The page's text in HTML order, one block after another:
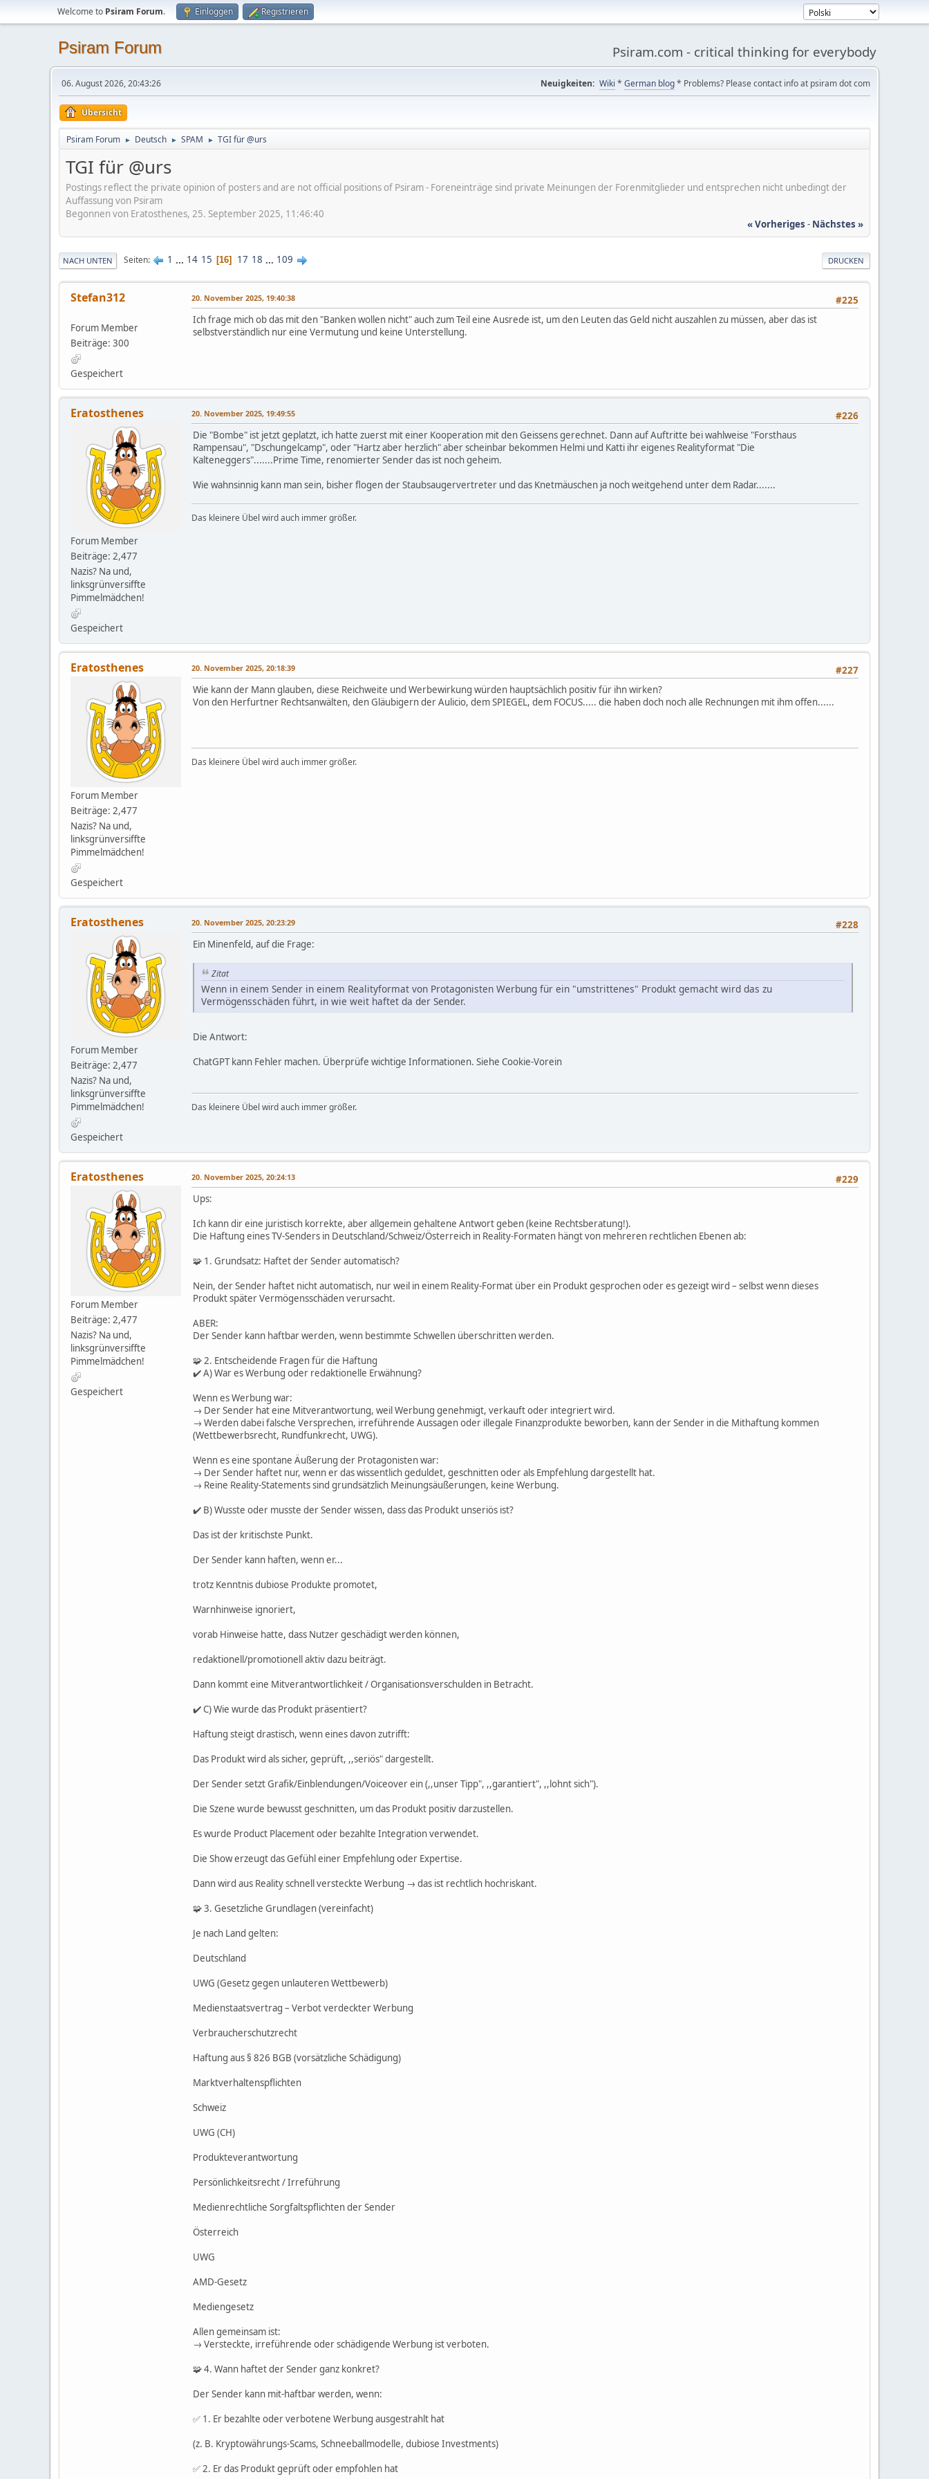
Welcome to Psiram Forum. Einloggen Registrieren
Psiram Forum Psiram.com - critical thinking for everybody
06. August 2026, 20:43:26 Neuigkeiten: Wiki * German blog* Problems? Please contact info at psiram dot com
Übersicht
Psiram Forum ► Deutsch ► SPAM ► TGI für @urs
TGI für @urs
Postings reflect the private opinion of posters and are not official positions of Psiram - Foreneinträge sind private Meinungen der Forenmitglieder und entsprechen nicht unbedingt der
Auffassung von Psiram
Begonnen von Eratosthenes, 25. September 2025, 11:46:40
« Vorheriges - Nächstes »
DRUCKEN
NACH UNTEN Seiten 1 ... 14 15 16 17 18 ... 109
Stefan312
Forum Member
Beiträge: 300
Gespeichert
#225
20. November 2025, 19:40:38
Ich frage mich ob das mit den "Banken wollen nicht" auch zum Teil eine Ausrede ist, um den Leuten das Geld nicht auszahlen zu müssen, aber das ist
selbstverständlich nur eine Vermutung und keine Unterstellung.
Eratosthenes
Forum Member
Beiträge: 2,477
Nazis? Na und,
linksgrünversiffte
Pimmelmädchen!
Gespeichert
#226
20. November 2025, 19:49:55
Die "Bombe" ist jetzt geplatzt, ich hatte zuerst mit einer Kooperation mit den Geissens gerechnet. Dann auf Auftritte bei wahlweise "Forsthaus
Rampensau", "Dschungelcamp", oder "Hartz aber herzlich" aber scheinbar bekommen Helmi und Katti ihr eigenes Realityformat "Die
Kalteneggers".......Prime Time, renomierter Sender das ist noch geheim.
Wie wahnsinnig kann man sein, bisher flogen der Staubsaugervertreter und das Knetmäuschen ja noch weitgehend unter dem Radar.......
Das kleinere Übel wird auch immer größer.
Eratosthenes
Forum Member
Beiträge: 2,477
Nazis? Na und,
linksgrünversiffte
Pimmelmädchen!
Gespeichert
#227
20. November 2025, 20:18:39
Wie kann der Mann glauben, diese Reichweite und Werbewirkung würden hauptsächlich positiv für ihn wirken?
Von den Herfurtner Rechtsanwälten, den Gläubigern der Aulicio, dem SPIEGEL, dem FOCUS..... die haben doch noch alle Rechnungen mit ihm offen......
Das kleinere Übel wird auch immer größer.
Eratosthenes
Forum Member
Beiträge: 2,477
Nazis? Na und,
linksgrünversiffte
Pimmelmädchen!
Gespeichert
#228
20. November 2025, 20:23:29
Ein Minenfeld, auf die Frage:
Zitat
Wenn in einem Sender in einem Realityformat von Protagonisten Werbung für ein "umstrittenes" Produkt gemacht wird das zu
Vermögensschäden führt, in wie weit haftet da der Sender.
Die Antwort:
ChatGPT kann Fehler machen. Überprüfe wichtige Informationen. Siehe Cookie-Vorein
Das kleinere Übel wird auch immer größer.
Eratosthenes
Forum Member
Beiträge: 2,477
Nazis? Na und,
linksgrünversiffte
Pimmelmädchen!
Gespeichert
#229
20. November 2025, 20:24:13
Ups:
Ich kann dir eine juristisch korrekte, aber allgemein gehaltene Antwort geben (keine Rechtsberatung!).
Die Haftung eines TV-Senders in Deutschland/Schweiz/Österreich in Reality-Formaten hängt von mehreren rechtlichen Ebenen ab:
🧩 1. Grundsatz: Haftet der Sender automatisch?
Nein, der Sender haftet nicht automatisch, nur weil in einem Reality-Format über ein Produkt gesprochen oder es gezeigt wird – selbst wenn dieses
Produkt später Vermögensschäden verursacht.
ABER:
Der Sender kann haftbar werden, wenn bestimmte Schwellen überschritten werden.
🧩 2. Entscheidende Fragen für die Haftung
✔️ A) War es Werbung oder redaktionelle Erwähnung?
Wenn es Werbung war:
→ Der Sender hat eine Mitverantwortung, weil Werbung genehmigt, verkauft oder integriert wird.
→ Werden dabei falsche Versprechen, irreführende Aussagen oder illegale Finanzprodukte beworben, kann der Sender in die Mithaftung kommen
(Wettbewerbsrecht, Rundfunkrecht, UWG).
Wenn es eine spontane Äußerung der Protagonisten war:
→ Der Sender haftet nur, wenn er das wissentlich geduldet, geschnitten oder als Empfehlung dargestellt hat.
→ Reine Reality-Statements sind grundsätzlich Meinungsäußerungen, keine Werbung.
✔️ B) Wusste oder musste der Sender wissen, dass das Produkt unseriös ist?
Das ist der kritischste Punkt.
Der Sender kann haften, wenn er...
trotz Kenntnis dubiose Produkte promotet,
Warnhinweise ignoriert,
vorab Hinweise hatte, dass Nutzer geschädigt werden können,
redaktionell/promotionell aktiv dazu beiträgt.
Dann kommt eine Mitverantwortlichkeit / Organisationsverschulden in Betracht.
✔️ C) Wie wurde das Produkt präsentiert?
Haftung steigt drastisch, wenn eines davon zutrifft:
Das Produkt wird als sicher, geprüft, ,,seriös" dargestellt.
Der Sender setzt Grafik/Einblendungen/Voiceover ein (,,unser Tipp", ,,garantiert", ,,lohnt sich").
Die Szene wurde bewusst geschnitten, um das Produkt positiv darzustellen.
Es wurde Product Placement oder bezahlte Integration verwendet.
Die Show erzeugt das Gefühl einer Empfehlung oder Expertise.
Dann wird aus Reality schnell versteckte Werbung → das ist rechtlich hochriskant.
🧩 3. Gesetzliche Grundlagen (vereinfacht)
Je nach Land gelten:
Deutschland
UWG (Gesetz gegen unlauteren Wettbewerb)
Medienstaatsvertrag – Verbot verdeckter Werbung
Verbraucherschutzrecht
Haftung aus § 826 BGB (vorsätzliche Schädigung)
Marktverhaltenspflichten
Schweiz
UWG (CH)
Produkteverantwortung
Persönlichkeitsrecht / Irreführung
Medienrechtliche Sorgfaltspflichten der Sender
Österreich
UWG
AMD-Gesetz
Mediengesetz
Allen gemeinsam ist:
→ Versteckte, irreführende oder schädigende Werbung ist verboten.
🧩 4. Wann haftet der Sender ganz konkret?
Der Sender kann mit-haftbar werden, wenn:
✅ 1. Er bezahlte oder verbotene Werbung ausgestrahlt hat
(z. B. Kryptowährungs-Scams, Schneeballmodelle, dubiose Investments)
✅ 2. Er das Produkt geprüft oder empfohlen hat